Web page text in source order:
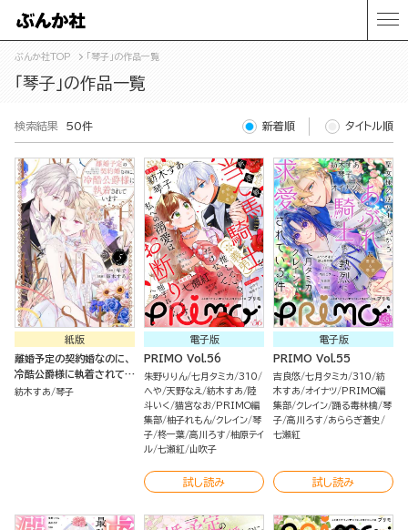
ぶんか社TOP 「琴子」の作品一覧
「琴子」の作品一覧
検索結果 50件 新着順 タイトル順
紙版
離婚予定の契約婚なのに、
冷酷公爵様に執着されてい
ます（５）
紡木すあ 琴子
電子版
PRIMO Vol.56
朱野りりん 七月タミカ 310
へや 天野なえ 紡木すあ
陸
斗いく 猫宮なお
PRIMO編
集部 柚子れもん クレイン 琴
子 柊一葉 高川ろす 柚原テイ
ル 七瀬紅 山吹子
試し読み
電子版
PRIMO Vol.55
吉良悠 七月タミカ 310 紡
木すあ オイナツ
PRIMO編
集部 クレイン 踊る毒林檎 琴
子 高川ろす
あららぎ蒼史
七瀬紅
試し読み